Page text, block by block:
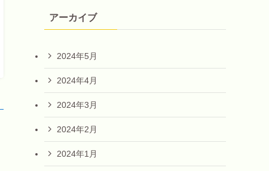
アーカイブ
2024年5月
2024年4月
2024年3月
2024年2月
2024年1月